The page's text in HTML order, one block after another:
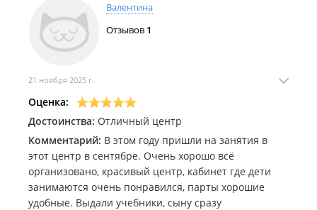
Валентина
Отзывов 1
21 ноября 2025 г.
Оценка:
Достоинства: Отличный центр
Комментарий: В этом году пришли на занятия в
этот центр в сентябре. Очень хорошо всё
организовано, красивый центр, кабинет где дети
занимаются очень понравился, парты хорошие
удобные. Выдали учебники, сыну сразу